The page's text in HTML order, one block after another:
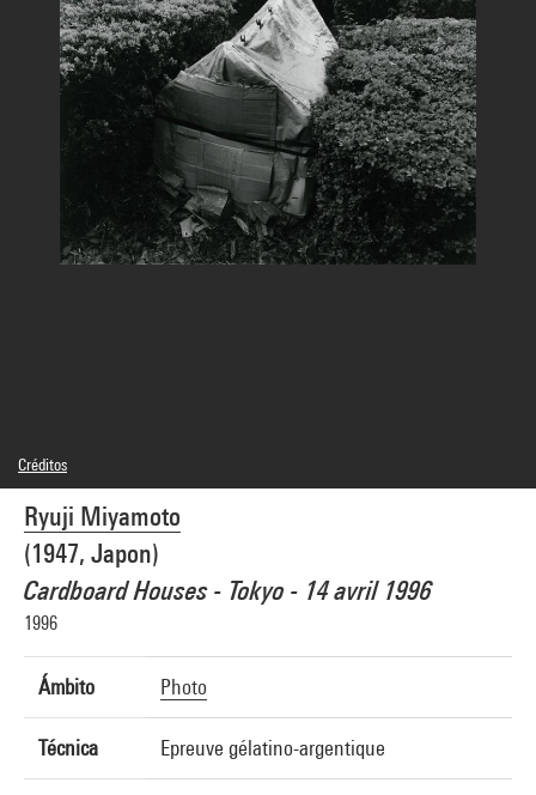
Ryuji Miyamoto
(1947, Japon)
Cardboard Houses - Tokyo - 14 avril 1996
1996
Ámbito Photo
Técnica Epreuve gélatino-argentique
Créditos
© Ryuji Miyamoto / Courtesy of amanaTIGP
Créditos fotográficos : Georges Meguerditchian - Centre Pompidou, MNAM-CCI
Referencia de la imagen : 4N04637